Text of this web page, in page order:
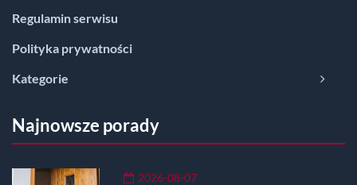
Regulamin serwisu
Polityka prywatności
Kategorie
Najnowsze porady
2026-08-07